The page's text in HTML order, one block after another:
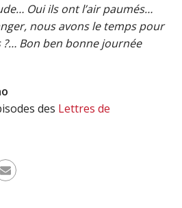
Oui ils ont l’air paumés…
nous avons le temps pour
Bon ben bonne journée
des Lettres de